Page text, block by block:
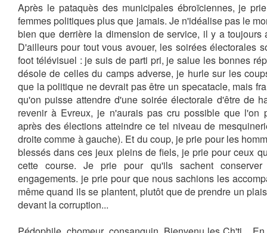
Après le pataquès des municipales ébroïciennes, je
femmes politiques plus que jamais. Je n'idéalise pas le
bien que derrière la dimension de service, il y a toujours
D'ailleurs pour tout vous avouer, les soirées électorales
foot télévisuel : je suis de parti pri, je salue les bonnes
désole de celles du camps adverse, je hurle sur les
que la politique ne devrait pas être un specatacle, mais
qu'on puisse attendre d'une soirée électorale d'être de
revenir à Evreux, je n'aurais pas cru possible que l'on
après des élections atteindre ce tel niveau de
droite comme à gauche). Et du coup, je prie pour les
blessés dans ces jeux pleins de fiels, je prie pour ceux
cette course. Je prie pour qu'ils sachent conserver
engagements. je prie pour que nous sachions les
même quand ils se plantent, plutôt que de prendre un
devant la corruption...